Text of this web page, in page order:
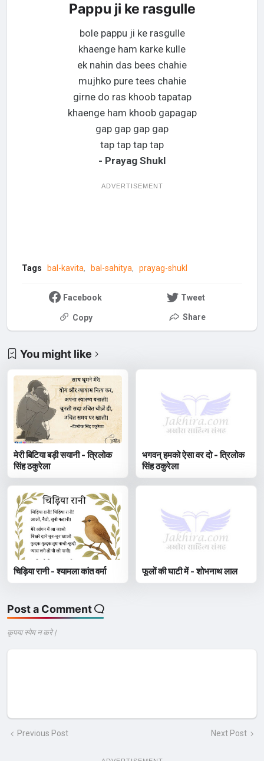
Pappu ji ke rasgulle
bole pappu ji ke rasgulle
khaenge ham karke kulle
ek nahin das bees chahie
mujhko pure tees chahie
girne do ras khoob tapatap
khaenge ham khoob gapagap
gap gap gap gap
tap tap tap tap
- Prayag Shukl
ADVERTISEMENT
Tags bal-kavita bal-sahitya prayag-shukl
Facebook Tweet
Copy Share
You might like
मेरी बिटिया बड़ी सयानी - त्रिलोक
सिंह ठकुरेला
भगवन् हमको ऐसा वर दो - त्रिलोक
सिंह ठकुरेला
चिड़िया रानी - श्यामला कांत वर्मा फूलों की घाटी में - शोभनाथ लाल
Post a Comment
कृपया स्पेम न करे |
Previous Post Next Post